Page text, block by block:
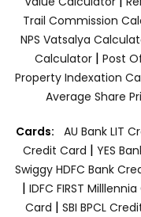
Trail Commission
NPS Vatsalya
Calculator| Post
Property Indexation
Average Share
Cards: AU Bank LIT
Credit Card | YES
Swiggy HDFC Bank
| IDFC FIRST
Card | SBI BPCL